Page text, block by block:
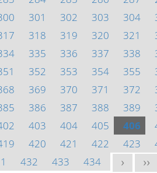
301 302 303 304
318 319 320 321
335 336 337 338
352 353 354 355
369 370 371 372
386 387 388 389
403 404 405 406
420 421 422 423
432 433 434 > >>